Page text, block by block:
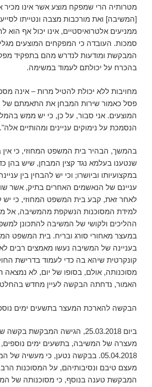
מטרותיה הרי שמפקח מוצע אשר אינו
[המשיבה] ואת מורכבות מצבה ונטייתו
ממניעים אלטרואיסטיים, אינו יכול אף הוא
סמכות. העובדה כי המפקחים המוצעים
המבקשת ומודעות לנדרש מהם בתפקיד
בהכרח על יכולתם לעמוד במשימה.
מחויבות ללא יכולת להטיל מרות – אינה
פסל כאמור שירות המבחן את התאמתם של
המוצעים. אני סבור, על כן, כי יש ממש
הנסמכת על נימוקים עניינים ומהותיים אלה".
בהמשך, הבהיר בית המשפט המחוזי, כי אין
שנטענו בעלמא נגד קצין המבחן, שיש בהן
במקצועיותו וביושרו; וכי יש להבחין בין
עניינם של הנאשמים האחרים בתיק, אשר
לאחר זאת, קבע בית המשפט המחוזי, כי
למידת המסוכנות הנשקפת מהמשיבה, אל
ההליכים ולקושי של המשיבה להתכונן
במעצר מאחורי סורג ובריח. בית המשפט
בעניינה של המשיבה נעשו מאמצים רבים
קונקרטית שיהא בה כדי לעמוד בדרישת
מסוכנותה, אולם, בסופו של יום, לא נמצאה
האמור, נדחתה הבקשה לעיין מחדש
הבקשה להארכת המעצר בתשעים ימים
ביום 25.03.2018, הגישה המבקשת
מעצרה של המשיבה, בתשעים ימים נוספים,
05.04.2018. בבקשה נטען, כי מעשיה
מעצם טיבם ונסיבותיהם, על המסוכנות
המבקשת טענה בנוסף, כי מסוכנותה של